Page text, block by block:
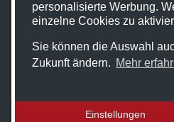
STARTSEITE
personalisierte Werbung.
einzelne Cookies zu
Sie können die Auswahl
Zukunft ändern. Mehr
Einstellungen